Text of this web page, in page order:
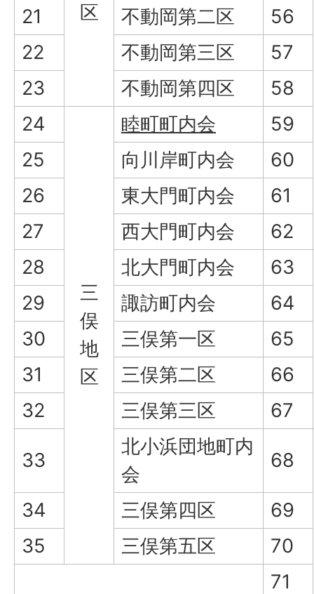
区
21 不動岡第二区
56
22
不動岡第三区
57
23
不動岡第四区
58
24
三
俣
地
区
睦町町内会
59
25
向川岸町内会
60
26
東大門町内会
61
27
西大門町内会
62
28
北大門町内会
63
29
諏訪町内会
64
30
三俣第一区
65
31
三俣第二区
66
32
三俣第三区 67
33
北小浜団地町内
会
68
34 三俣第四区
69
35
三俣第五区
70
71